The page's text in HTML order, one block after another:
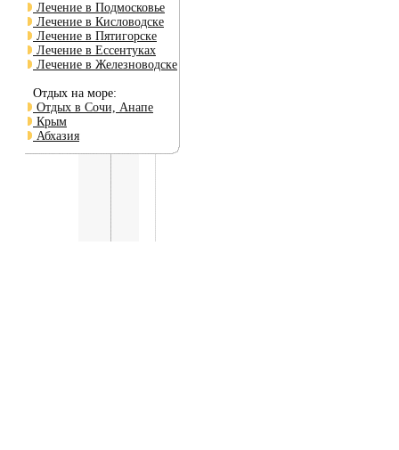
Лечение в Подмосковье
Лечение в Кисловодске
Лечение в Пятигорске
Лечение в Ессентуках
Лечение в Железноводске
Отдых на море:
Отдых в Сочи, Анапе
Крым
Абхазия